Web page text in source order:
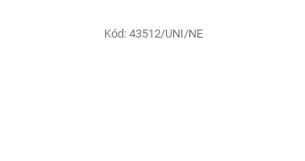
Kód: 43512/UNI/NE